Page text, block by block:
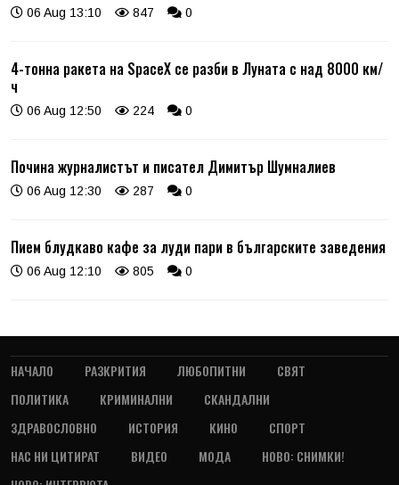
06 Aug 13:10 847 0
4-тонна ракета на SpaceX се разби в Луната с над 8000 км/
ч
06 Aug 12:50 224 0
Почина журналистът и писател Димитър Шумналиев
06 Aug 12:30 287 0
Пием блудкаво кафе за луди пари в българските заведения
06 Aug 12:10 805 0
НАЧАЛО РАЗКРИТИЯ ЛЮБОПИТНИ
СВЯТ
ПОЛИТИКА
КРИМИНАЛНИ
СКАНДАЛНИ
ЗДРАВОСЛОВНО
ИСТОРИЯ КИНО
СПОРТ
НАС НИ ЦИТИРАТ
ВИДЕО МОДА
НОВО: СНИМКИ!